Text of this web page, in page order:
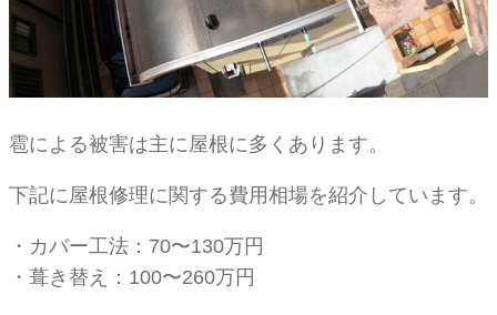
雹による被害は主に屋根に多くあります。
下記に屋根修理に関する費用相場を紹介しています。
・カバー工法：70〜130万円
・葺き替え：100〜260万円